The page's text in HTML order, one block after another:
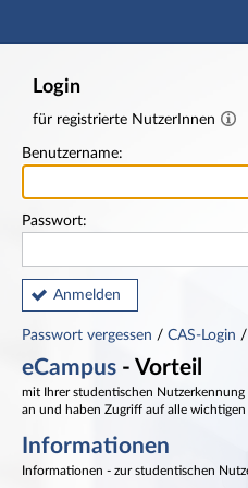
Login
für registrierte NutzerInnen
Benutzername:
Passwort:
Anmelden
Passwort vergessen / CAS-Login /
eCampus - Vorteil
mit Ihrer studentischen Nutzerkennung
an und haben Zugriff auf alle wichtigen
Informationen
Informationen - zur studentischen